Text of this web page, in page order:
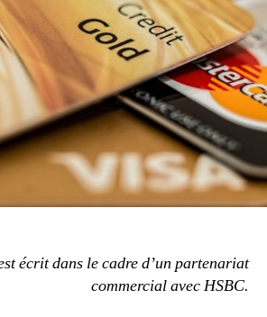
compte
ouvrir
quand
on
est
étudiant
?
écrit dans le cadre d’un partenariat
commercial avec HSBC.